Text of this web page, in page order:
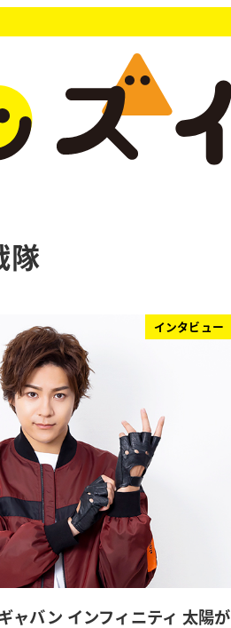
隊
インタビュー
ャバン インフィニティ 太陽が